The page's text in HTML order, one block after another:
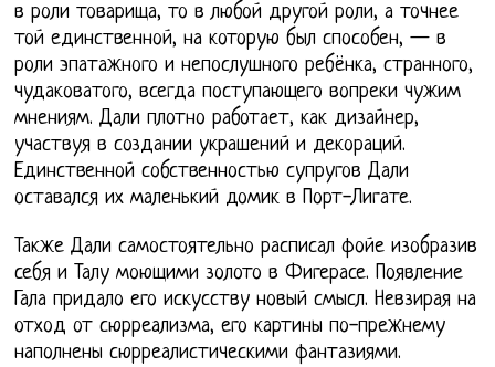
в роли товарища, то в любой другой роли, а точнее
той единственной, на которую был способен, — в
роли эпатажного и непослушного ребёнка, странного,
чудаковатого, всегда поступающего вопреки чужим
мнениям. Дали плотно работает, как дизайнер,
участвуя в создании украшений и декораций.
Единственной собственностью супругов Дали
оставался их маленький домик в Порт-Лигате.
Также Дали самостоятельно расписал фойе изобразив
себя и Талу моющими золото в Фигерасе. Появление
Гала придало его искусству новый смысл. Невзирая на
отход от сюрреализма, его картины по-прежнему
наполнены сюрреалистическими фантазиями.